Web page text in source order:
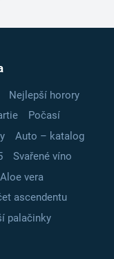
Nejlepší horory
Počasí
Auto – katalog
Svařené víno
Aloe vera
ascendentu
palačinky